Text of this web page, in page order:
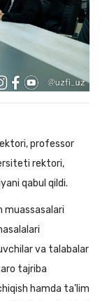
professor
rektori,
qabul qildi.
muassasalari
va talabalar
tajriba
hamda ta’lim